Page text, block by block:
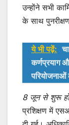
उन्होंने सभी
के साथ
ये भी पढ़ें:
कर्णप्रयाग
परियोजनाओं
8 जून से शुरू
प्रशिक्षण में